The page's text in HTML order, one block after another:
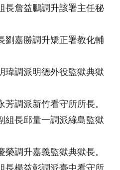
長詹益鵬調升該署主任秘
劉嘉勝調升矯正署教化輔
瑋調派明德外役監獄典獄
調派新竹看守所所長。
組長邱量一調派綠島監獄
調升嘉義監獄典獄長。
長楊益彰調派臺中看守所